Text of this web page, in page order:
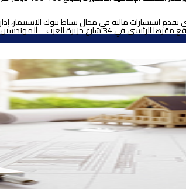
استشارات مالية في مجال نشاط بنوك الإستثمار،